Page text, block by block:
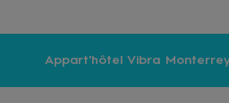
Appart'hôtel Vibra